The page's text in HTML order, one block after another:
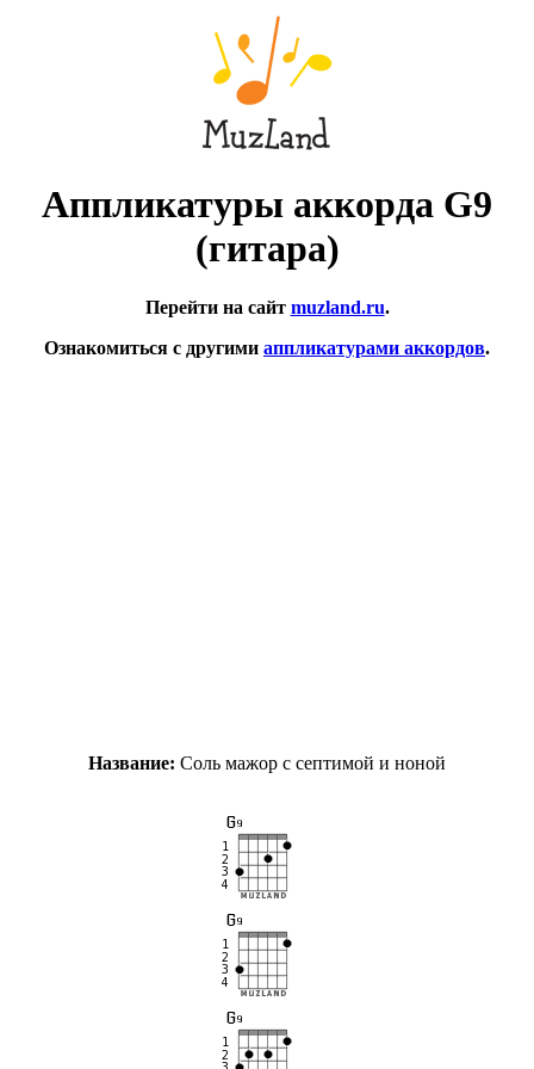
Аппликатуры аккорда G9
(гитара)
Перейти на сайт muzland.ru.
Ознакомиться с другими аппликатурами аккордов.
Название: Соль мажор с септимой и ноной